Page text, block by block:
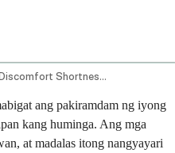
Chest Discomfort Shortness Of Breath And Anxiety Related Symptoms
ang pakiramdam ng iyong
kang huminga. Ang mga
at madalas itong nangyayari